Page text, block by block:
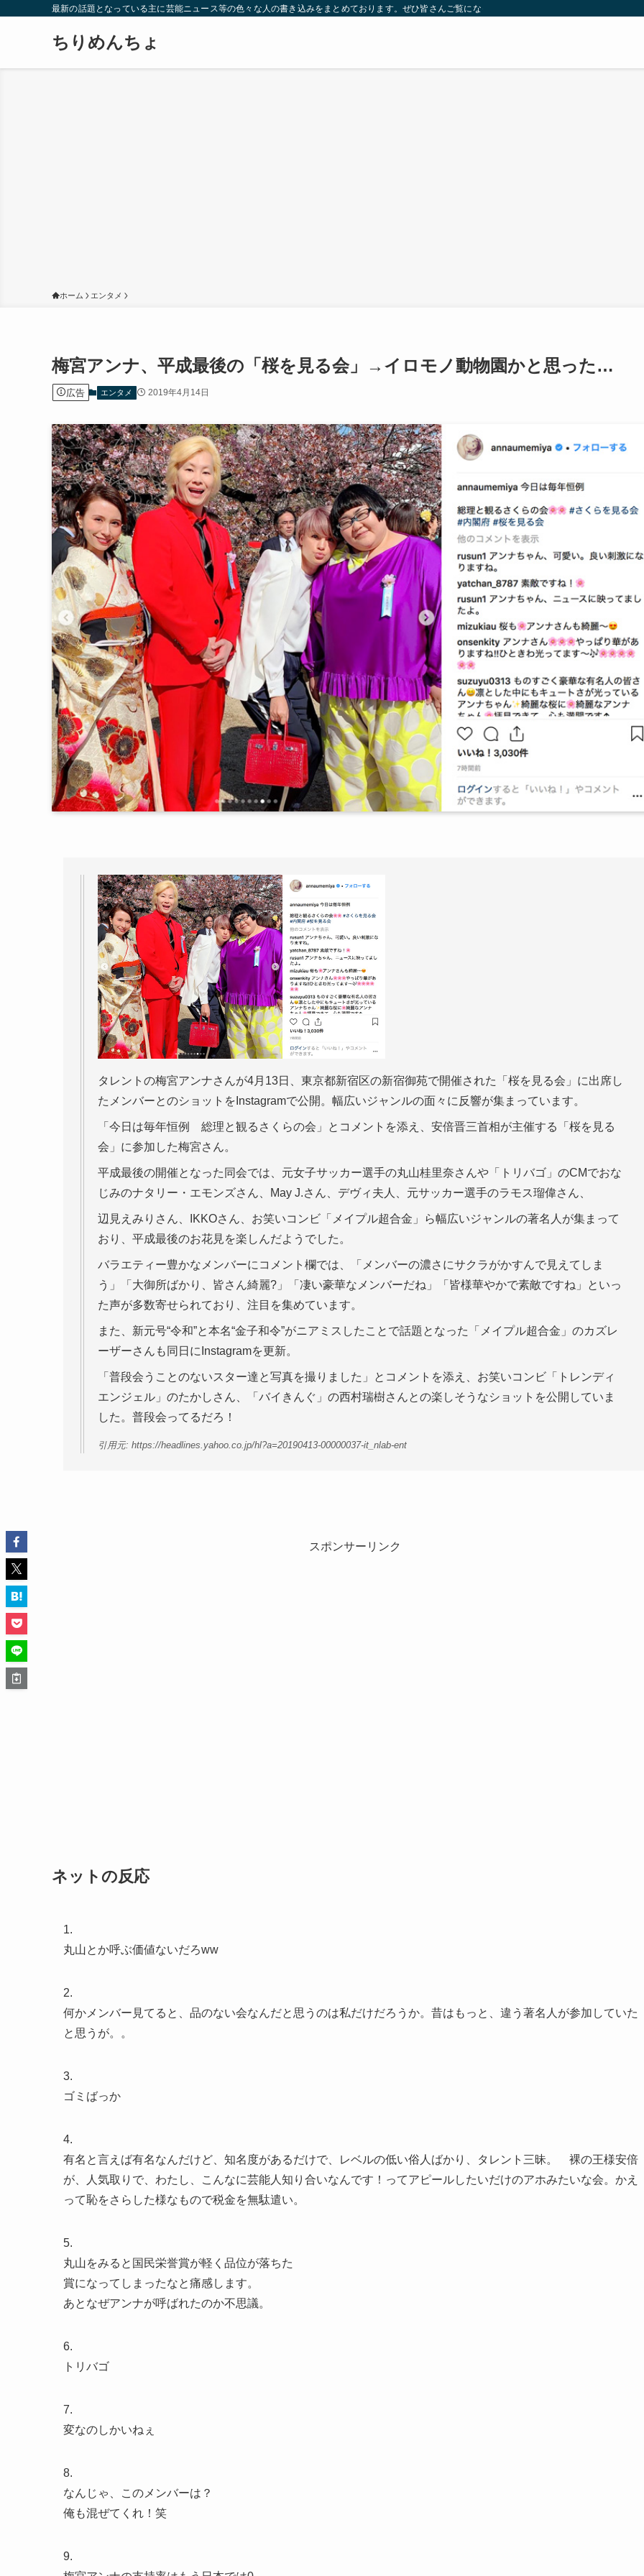
最新の話題となっている主に芸能ニュース等の色々な人の書き込みをまとめております。ぜひ皆さんご覧になっていってください。
ちりめんちょ
ホーム エンタメ
梅宮アンナ、平成最後の「桜を見る会」→イロモノ動物園かと思った…
広告 エンタメ 2019年4月14日
タレントの梅宮アンナさんが4月13日、東京都新宿区の新宿御苑で開催された「桜を見る会」に出席し
たメンバーとのショットをInstagramで公開。幅広いジャンルの面々に反響が集まっています。
「今日は毎年恒例 総理と観るさくらの会」とコメントを添え、安倍晋三首相が主催する「桜を見る
会」に参加した梅宮さん。
平成最後の開催となった同会では、元女子サッカー選手の丸山桂里奈さんや「トリバゴ」のCMでおな
じみのナタリー・エモンズさん、May J.さん、デヴィ夫人、元サッカー選手のラモス瑠偉さん、
辺見えみりさん、IKKOさん、お笑いコンビ「メイプル超合金」ら幅広いジャンルの著名人が集まって
おり、平成最後のお花見を楽しんだようでした。
バラエティー豊かなメンバーにコメント欄では、「メンバーの濃さにサクラがかすんで見えてしま
う」「大御所ばかり、皆さん綺麗?」「凄い豪華なメンバーだね」「皆様華やかで素敵ですね」といっ
た声が多数寄せられており、注目を集めています。
また、新元号“令和”と本名“金子和令”がニアミスしたことで話題となった「メイプル超合金」のカズレ
ーザーさんも同日にInstagramを更新。
「普段会うことのないスター達と写真を撮りました」とコメントを添え、お笑いコンビ「トレンディ
エンジェル」のたかしさん、「バイきんぐ」の西村瑞樹さんとの楽しそうなショットを公開していま
した。普段会ってるだろ！
引用元: https://headlines.yahoo.co.jp/hl?a=20190413-00000037-it_nlab-ent
スポンサーリンク
ネットの反応
1.
丸山とか呼ぶ価値ないだろww
2.
何かメンバー見てると、品のない会なんだと思うのは私だけだろうか。昔はもっと、違う著名人が参加していた
と思うが。。
3.
ゴミばっか
4.
有名と言えば有名なんだけど、知名度があるだけで、レベルの低い俗人ばかり、タレント三昧。 裸の王様安倍
が、人気取りで、わたし、こんなに芸能人知り合いなんです！ってアピールしたいだけのアホみたいな会。かえ
って恥をさらした様なもので税金を無駄遣い。
5.
丸山をみると国民栄誉賞が軽く品位が落ちた
賞になってしまったなと痛感します。
あとなぜアンナが呼ばれたのか不思議。
6.
トリバゴ
7.
変なのしかいねぇ
8.
なんじゃ、このメンバーは？
俺も混ぜてくれ！笑
9.